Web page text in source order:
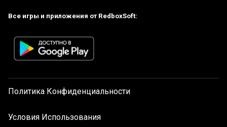
Все игры и приложения от RedboxSoft:
Политика Конфиденциальности
Условия Использования